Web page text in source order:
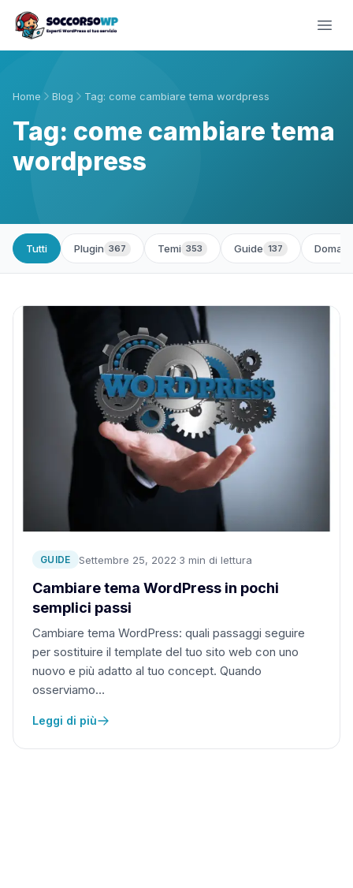
Home Blog Tag: come cambiare tema wordpress
Tag: come cambiare tema
wordpress
Tutti Plugin 367 Temi 353 Guide 137
GUIDE Settembre 25, 2022·3 min di lettura
Cambiare tema WordPress in pochi
semplici passi
Cambiare tema WordPress: quali passaggi seguire
per sostituire il template del tuo sito web con uno
nuovo e più adatto al tuo concept. Quando
osserviamo…
Leggi di più